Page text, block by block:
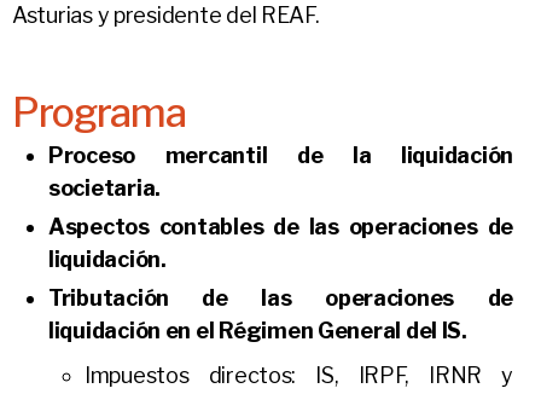
Asturias y presidente del REAF.
Programa
Proceso mercantil de la liquidación
societaria.
Aspectos contables de las operaciones de
liquidación.
Tributación de las operaciones de
liquidación en el Régimen General del IS.
Impuestos directos: IS, IRPF, IRNR y